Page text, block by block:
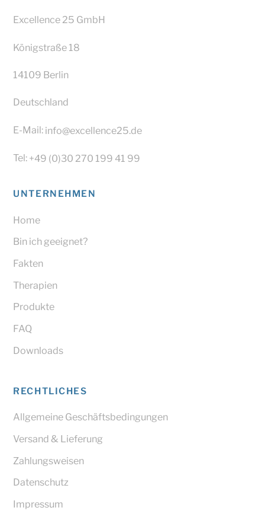
Excellence 25 GmbH
Königstraße 18
14109 Berlin
Deutschland
E-Mail: info@excellence25.de
Tel: +49 (0)30 270 199 41 99
UNTERNEHMEN
Home
Bin ich geeignet?
Fakten
Therapien
Produkte
FAQ
Downloads
RECHTLICHES
Allgemeine Geschäftsbedingungen
Versand & Lieferung
Zahlungsweisen
Datenschutz
Impressum